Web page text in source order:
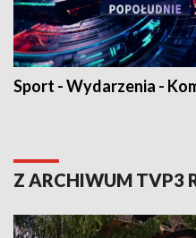
Sport - Wydarzenia -
Z ARCHIWUM TVP3